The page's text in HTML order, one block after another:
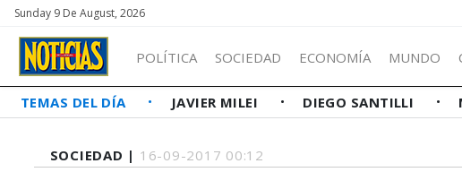
Sunday 9 De August, 2026
POLÍTICA SOCIEDAD ECONOMÍA MUNDO
TEMAS DEL DÍA JAVIER MILEI DIEGO SANTILLI
SOCIEDAD | 16-09-2017 00:12